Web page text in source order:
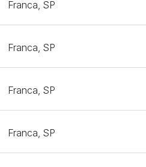
Franca, SP
Franca, SP
Franca, SP
Franca, SP